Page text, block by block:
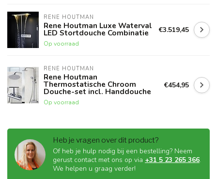
RENE HOUTMAN
Rene Houtman Luxe Waterval
LED Stortdouche Combinatie
Op voorraad
€3.519,45
RENE HOUTMAN
Rene Houtman
Thermostatische Chroom
Douche-set incl. Handdouche
Op voorraad
€454,95
Heb je vragen over dit product?
Of heb je hulp nodig bij een bestelling? Neem
gerust contact met ons op via +31 5 23 265 366.
We helpen u graag verder!